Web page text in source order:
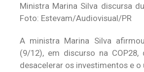
Ministra Marina Silva discursa
Foto: Estevam/Audiovisual/PR
A ministra Marina Silva
(9/12), em discurso na COP28,
desacelerar os investimentos e o